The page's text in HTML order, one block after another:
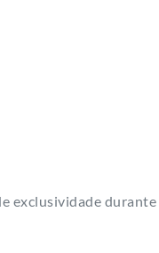
exclusividade durante